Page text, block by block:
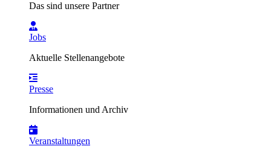
Das sind unsere Partner
Jobs
Aktuelle Stellenangebote
Presse
Informationen und Archiv
Veranstaltungen